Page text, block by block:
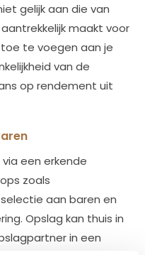
gelijk aan die van
maakt voor
te voegen aan je
van de
op rendement uit
een erkende
zoals
aan baren en
Opslag kan thuis in
in een